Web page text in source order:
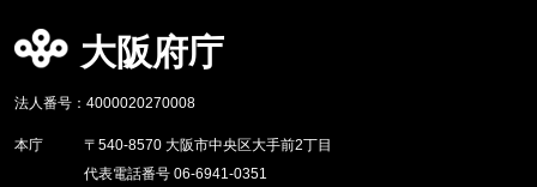
大阪府庁
法人番号：4000020270008
本庁
〒540-8570 大阪市中央区大手前2丁目
代表電話番号 06-6941-0351